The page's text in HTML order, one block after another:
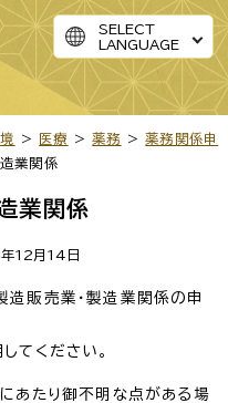
SELECT
LANGUAGE
> 医療 >薬務 >薬務関係申
業関係
業関係
12月14日
造販売業・製造業関係の申
てください。
あたり御不明な点がある場